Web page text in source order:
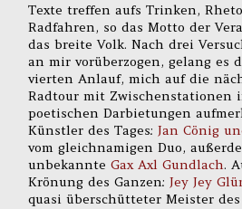
Texte treffen aufs Trinken,
Radfahren, so das Motto der
das breite Volk. Nach drei
an mir vorüberzogen, gelang es
vierten Anlauf, mich auf die
Radtour mit Zwischenstationen
poetischen Darbietungen
Künstler des Tages:Jan Cönig
vom gleichnamigen Duo,
unbekannteGax Axl Gundlach.
Krönung des Ganzen:Jey Jey
quasi überschütteter Meister des